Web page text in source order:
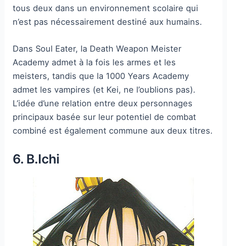
tous deux dans un environnement scolaire qui
n’est pas nécessairement destiné aux humains.
Dans Soul Eater, la Death Weapon Meister
Academy admet à la fois les armes et les
meisters, tandis que la 1000 Years Academy
admet les vampires (et Kei, ne l’oublions pas).
L’idée d’une relation entre deux personnages
principaux basée sur leur potentiel de combat
combiné est également commune aux deux titres.
6. B.Ichi